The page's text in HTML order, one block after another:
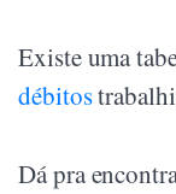
Existe uma
débitos
Dá pra